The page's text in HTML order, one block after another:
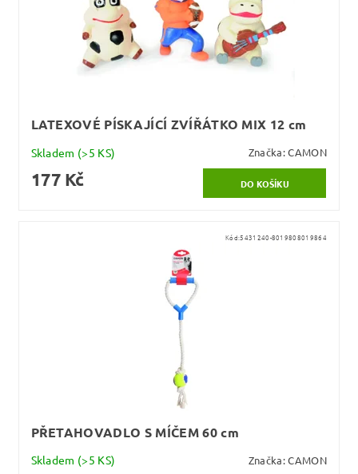
LATEXOVÉ PÍSKAJÍCÍ ZVÍŘÁTKO MIX 12 cm
Skladem (>5 KS) Značka:CAMON
177 Kč
Kód:5431240-8019808019864
PŘETAHOVADLO S MÍČEM 60 cm
Skladem (>5 KS) Značka:CAMON